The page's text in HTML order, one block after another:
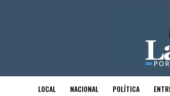
LOCAL NACIONAL POLÍTICA